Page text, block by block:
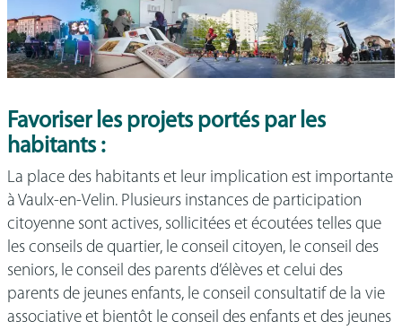
Favoriser les projets portés par les
habitants :
La place des habitants et leur implication est importante
à Vaulx-en-Velin. Plusieurs instances de participation
citoyenne sont actives, sollicitées et écoutées telles que
les conseils de quartier, le conseil citoyen, le conseil des
seniors, le conseil des parents d’élèves et celui des
parents de jeunes enfants, le conseil consultatif de la vie
associative et bientôt le conseil des enfants et des jeunes